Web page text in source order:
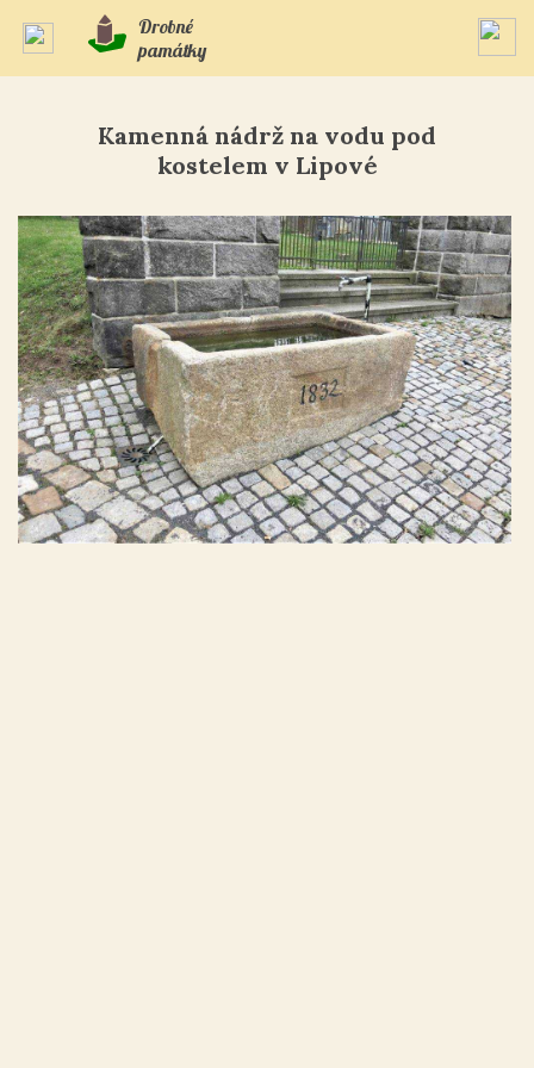
Drobné
památky
Kamenná nádrž na vodu pod
kostelem v Lipové